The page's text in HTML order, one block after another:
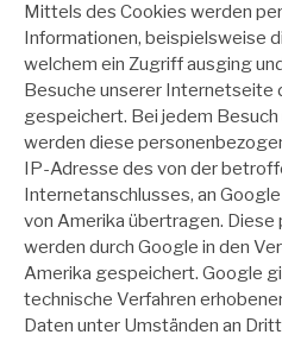
Mittels des Cookies werden
Informationen, beispielsweise
welchem ein Zugriff ausging
Besuche unserer Internetseite
gespeichert. Bei jedem
werden diese
IP-Adresse des von der
Internetanschlusses, an
von Amerika übertragen.
werden durch Google in den
Amerika gespeichert. Google
technische Verfahren
Daten unter Umständen an